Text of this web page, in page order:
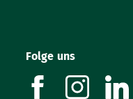
Folge uns